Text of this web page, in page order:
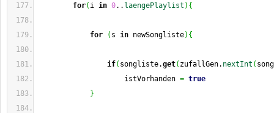
for( i in 0.. laengePlaylist ) {
for ( s in newSongliste) {
if( songliste.get( zufallGen. nextInt (
istVorhanden = true
}